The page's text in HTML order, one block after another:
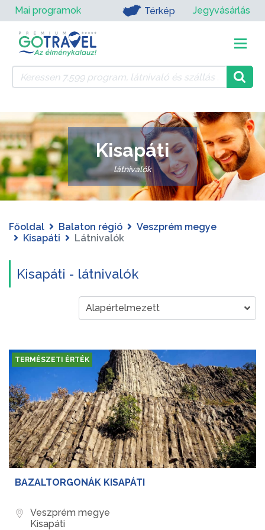
Mai programok Térkép Jegyvásárlás
Kisapáti
látnivalók
Főoldal Balaton régió
Veszprém megye
Kisapáti
Látnivalók
Kisapáti - látnivalók
TERMÉSZETI ÉRTÉK
BAZALTORGONÁK KISAPÁTI
Veszprém megye
Kisapáti